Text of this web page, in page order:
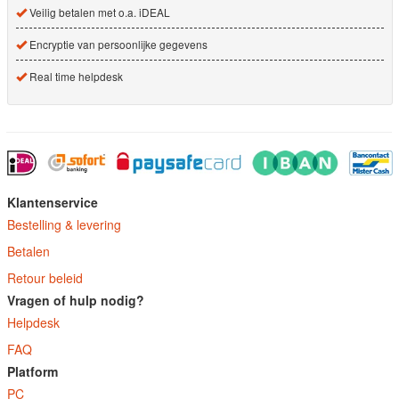
Veilig betalen met o.a. iDEAL
Encryptie van persoonlijke gegevens
Real time helpdesk
Klantenservice
Bestelling & levering
Betalen
Retour beleid
Vragen of hulp nodig?
Helpdesk
FAQ
Platform
PC